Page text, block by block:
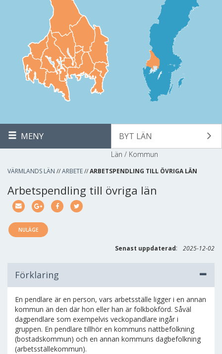
MENY BYT LÄN
Län / Kommun
VÄRMLANDS LÄN //ARBETE//ARBETSPENDLING TILL ÖVRIGA LÄN
Arbetspendling till övriga län
NULÄGE
Senast uppdaterad: 2025-12-02
Förklaring
En pendlare är en person, vars arbetsställe ligger i en annan
kommun än den där hon eller han är folkbokförd. Såväl
dagpendlare som exempelvis veckopandlare ingår i
gruppen. En pendlare tillhör en kommuns nattbefolkning
(bostadskommun) och en annan kommuns dagbefolkning
(arbetsställekommun).